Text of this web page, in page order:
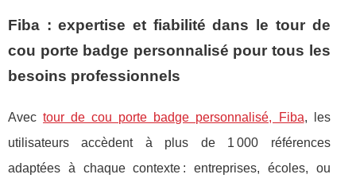
Fiba : expertise et fiabilité dans le tour de
cou porte badge personnalisé pour tous les
besoins professionnels
Avectour de cou porte badge personnalisé, Fiba, les
utilisateurs accèdent à plus de 1 000 références
adaptées à chaque contexte : entreprises, écoles, ou